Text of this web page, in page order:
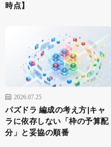
時点】
2026.07.25
パズドラ 編成の考え方|キャ
ラに依存しない「枠の予算配
分」と妥協の順番